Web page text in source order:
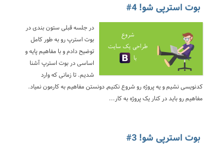
بوت استرپی شو! 4#
در جلسه قبلی ستون بندی در
بوت استرپ رو به طور کامل
توضیح دادم و با مفاهیم پایه و
اساسی در بوت استرپ آشنا
شدیم. تا زمانی که وارد
کدنویسی نشیم و یه پروژه رو شروع نکنیم, دونستن مفاهیم به کارمون نمیاد.
مفاهیم رو باید در کنار یک پروژه به کار...
بوت استرپی شو! 3#